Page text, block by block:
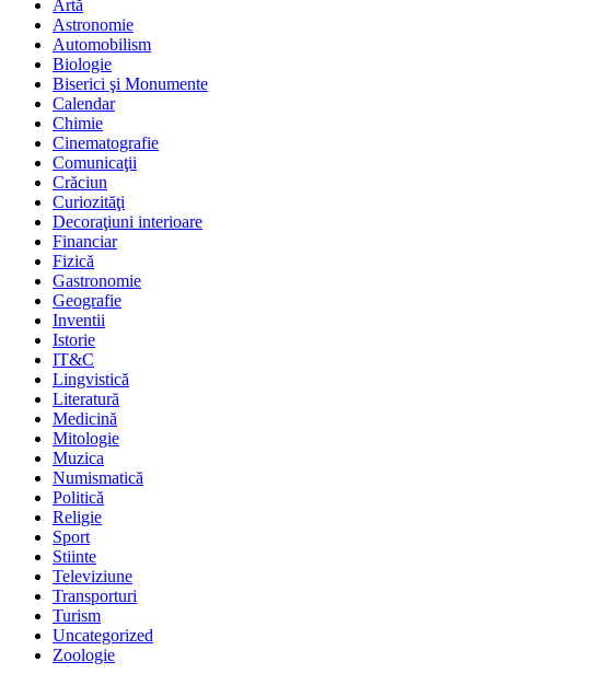
Artă
Astronomie
Automobilism
Biologie
Biserici şi Monumente
Calendar
Chimie
Cinematografie
Comunicaţii
Crăciun
Curiozităţi
Decoraţiuni interioare
Financiar
Fizică
Gastronomie
Geografie
Inventii
Istorie
IT&C
Lingvistică
Literatură
Medicină
Mitologie
Muzica
Numismatică
Politică
Religie
Sport
Stiinte
Televiziune
Transporturi
Turism
Uncategorized
Zoologie